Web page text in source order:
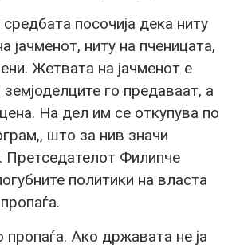
посочија дека ниту
јачменот, ниту на пченицата,
Жетвата на јачменот е
го предаваат, а
На дел им се откупува по
што за нив значи
Претседателот Филипче
политики на власта
пропаѓа. Ако државата не ја